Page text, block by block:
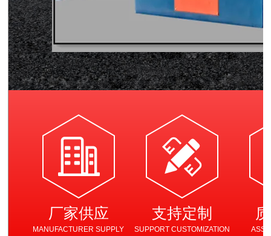
厂家供应
MANUFACTURER SUPPLY
支持定制
SUPPORT CUSTOMIZATION